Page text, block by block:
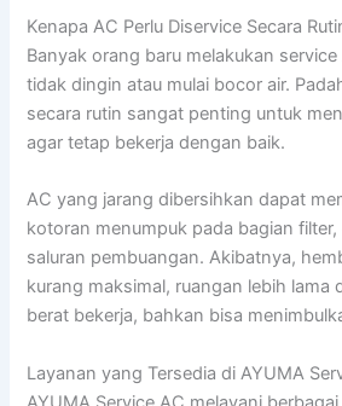
Kenapa AC Perlu Diservice Secara
Banyak orang baru melakukan
tidak dingin atau mulai bocor air.
secara rutin sangat penting untuk
agar tetap bekerja dengan baik.
AC yang jarang dibersihkan dapat
kotoran menumpuk pada bagian
saluran pembuangan. Akibatnya,
kurang maksimal, ruangan lebih lama
berat bekerja, bahkan bisa
Layanan yang Tersedia di AYUMA